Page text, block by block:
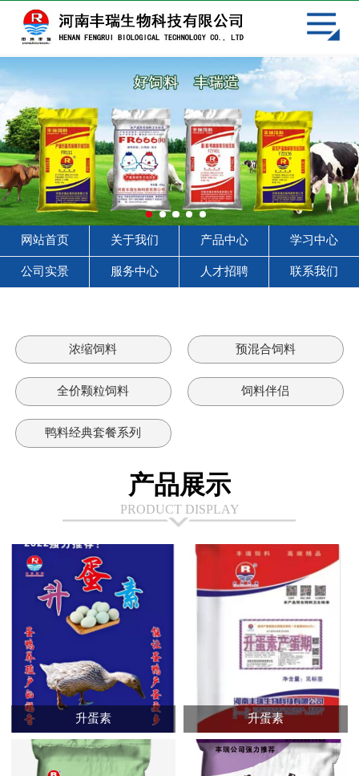
网站首页
关于我们
产品中心
学习中心
客户见证
服务中心
人才招聘
网站首页 关于我们 产品中心 学习中心
公司实景 服务中心 人才招聘 联系我们
浓缩饲料 预混合饲料
全价颗粒饲料 饲料伴侣
鸭料经典套餐系列
产品展示
PRODUCT DISPLAY
升蛋素 升蛋素